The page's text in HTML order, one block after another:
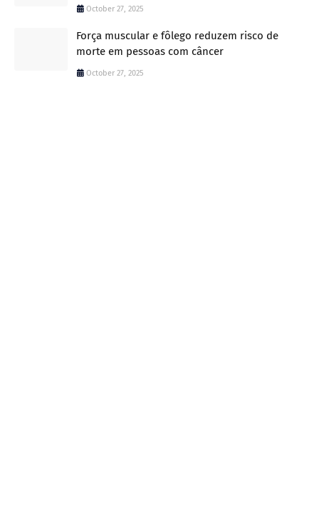
October 27, 2025
Força muscular e fôlego reduzem risco de
morte em pessoas com câncer
October 27, 2025